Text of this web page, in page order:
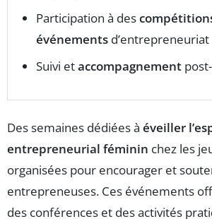
Participation à des
événements d’entrepreneuriat
Suivi etaccompagnement
Des semaines dédiées à éveiller
entrepreneurial féminin chez les
organisées pour encourager et
entrepreneuses. Ces événements
des conférences et des activités